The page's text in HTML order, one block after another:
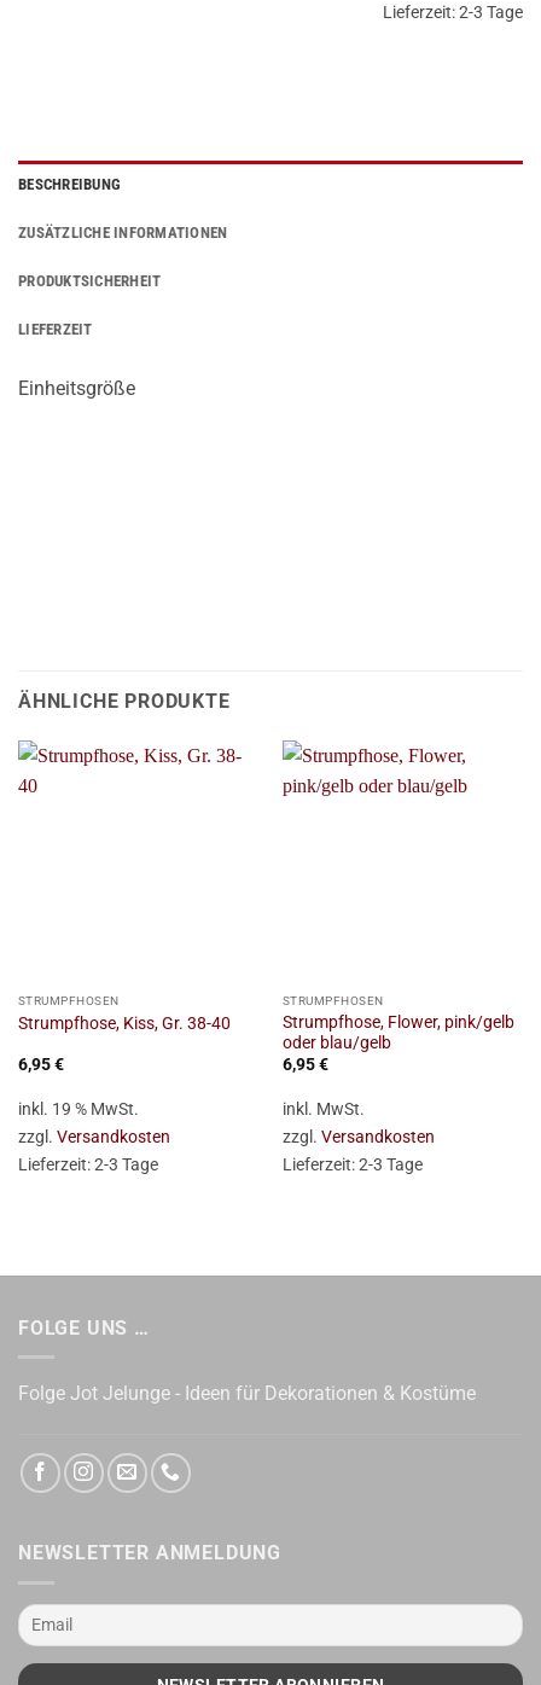
Lieferzeit:2-3 Tage
BESCHREIBUNG
ZUSÄTZLICHE INFORMATIONEN
PRODUKTSICHERHEIT
LIEFERZEIT
Einheitsgröße
ÄHNLICHE PRODUKTE
STRUMPFHOSEN
Strumpfhose, Kiss, Gr. 38-40
6,95€
inkl. 19 % MwSt.
zzgl. Versandkosten
Lieferzeit:2-3 Tage
STRUMPFHOSEN
Strumpfhose, Flower, pink/gelb
oder blau/gelb
6,95€
inkl. MwSt.
zzgl. Versandkosten
Lieferzeit:2-3 Tage
FOLGE UNS …
Folge Jot Jelunge - Ideen für Dekorationen & Kostüme
NEWSLETTER ANMELDUNG